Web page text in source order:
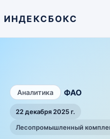
ИНДЕКСБОКС
Аналитика ФАО
22 декабря 2025 г.
Лесопромышленный